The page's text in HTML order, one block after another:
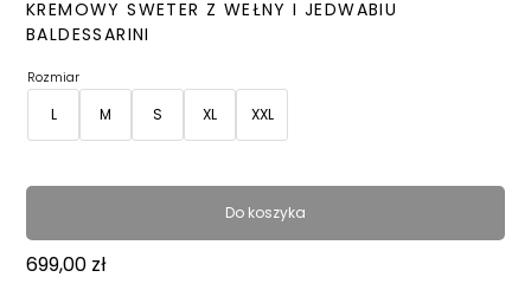
KREMOWY SWETER Z WEŁNY I JEDWABIU
BALDESSARINI
Rozmiar
L M S XL XXL
Do koszyka
699,00 zł